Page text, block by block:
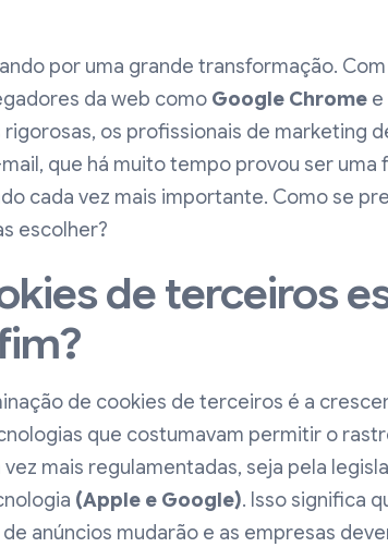
por uma grande transformação.
da web como Google Chrome
os profissionais de marketing
que há muito tempo provou ser uma
cada vez mais importante. Como se
escolher?
de terceiros
de cookies de terceiros é a
que costumavam permitir o
mais regulamentadas, seja pela
(Apple e Google). Isso significa
anúncios mudarão e as empresas